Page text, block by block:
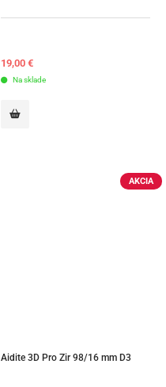
19,00 €
Na sklade
AKCIA
Aidite 3D Pro Zir 98/16 mm D3